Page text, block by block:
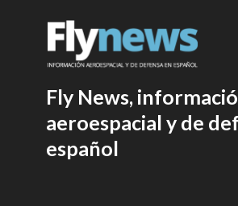
Fly News,
aeroespacial y de
español